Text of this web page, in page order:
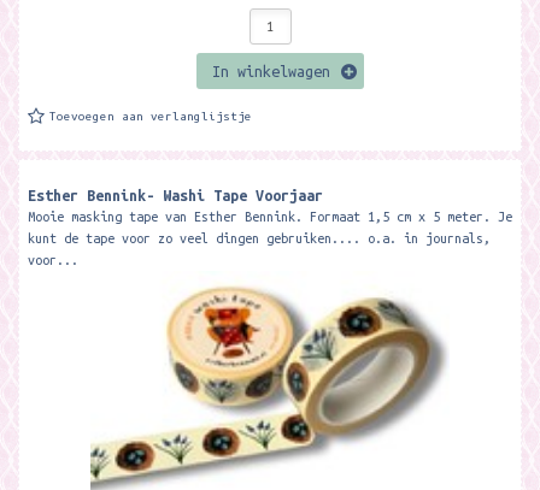
In winkelwagen
Toevoegen aan verlanglijstje
Esther Bennink- Washi Tape Voorjaar
Mooie masking tape van Esther Bennink. Formaat 1,5 cm x 5 meter. Je
kunt de tape voor zo veel dingen gebruiken.... o.a. in journals,
voor...